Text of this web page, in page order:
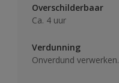
Overschilderbaar
Ca. 4 uur
Verdunning
Onverdund verwerken.